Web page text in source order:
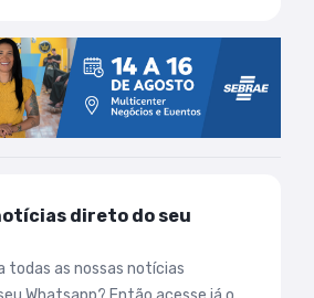
direto do seu
todas as nossas notícias